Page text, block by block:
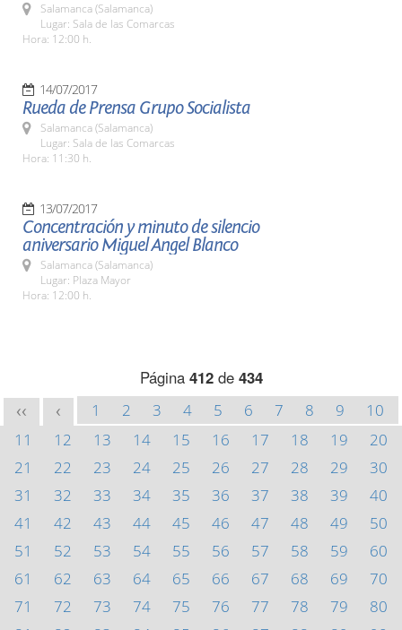
Salamanca (Salamanca)
Lugar: Sala de las Comarcas
Hora: 12:00 h.
14/07/2017
Rueda de Prensa Grupo Socialista
Salamanca (Salamanca)
Lugar: Sala de las Comarcas
Hora: 11:30 h.
13/07/2017
Concentración y minuto de silencio
aniversario Miguel Angel Blanco
Salamanca (Salamanca)
Lugar: Plaza Mayor
Hora: 12:00 h.
Página 412de 434
<< < 1 2 3 4 5 6 7 8 9
10
11
12 13 14 15 16 17 18 19
20
21
22 23 24 25 26 27 28 29
30
31
32 33 34 35 36 37 38 39
40
41
42 43 44 45 46 47 48 49
50
51
52 53 54 55 56 57 58 59
60
61
62 63 64 65 66 67 68 69
70
71
72 73 74 75 76 77 78 79
80